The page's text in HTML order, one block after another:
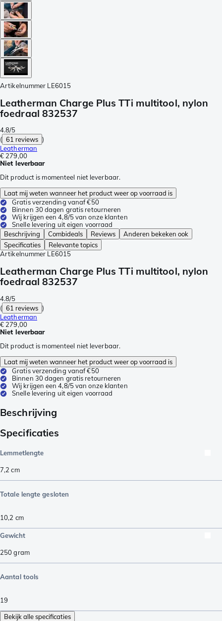
Artikelnummer LE6015
Leatherman Charge Plus TTi multitool, nylon
foedraal 832537
4.8/5
( 61 reviews )
Leatherman
€ 279,00
Niet leverbaar
Dit product is momenteel niet leverbaar.
Laat mij weten wanneer het product weer op voorraad is
Gratis verzending vanaf €50
Binnen 30 dagen gratis retourneren
Wij krijgen een 4,8/5 van onze klanten
Snelle levering uit eigen voorraad
Beschrijving
Combideals Reviews
Anderen bekeken ook
Specificaties
Relevante topics
Artikelnummer LE6015
Leatherman Charge Plus TTi multitool, nylon
foedraal 832537
4.8/5
( 61 reviews )
Leatherman
€ 279,00
Niet leverbaar
Dit product is momenteel niet leverbaar.
Laat mij weten wanneer het product weer op voorraad is
Gratis verzending vanaf €50
Binnen 30 dagen gratis retourneren
Wij krijgen een 4,8/5 van onze klanten
Snelle levering uit eigen voorraad
Beschrijving
Specificaties
Lemmetlengte
7,2 cm
Totale lengte gesloten
10,2 cm
Gewicht
250gram
Aantal tools
19
Bekijk alle specificaties